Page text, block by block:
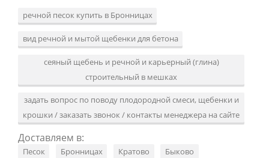
речной песок купить в Бронницах
вид речной и мытой щебенки для бетона
сеяный щебень и речной и карьерный (глина)
строительный в мешках
задать вопрос по поводу плодородной смеси, щебенки и
крошки / заказать звонок / контакты менеджера на сайте
Доставляем в:
Песок Бронницах Кратово Быково